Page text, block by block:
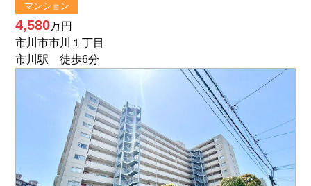
マンション
4,580万円
市川市市川１丁目
市川駅 徒歩6分